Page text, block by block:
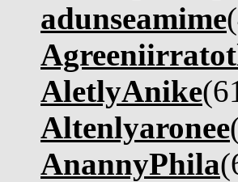
adunseamime
AletlyAnike
Altenlyaronee
AnannyPhila